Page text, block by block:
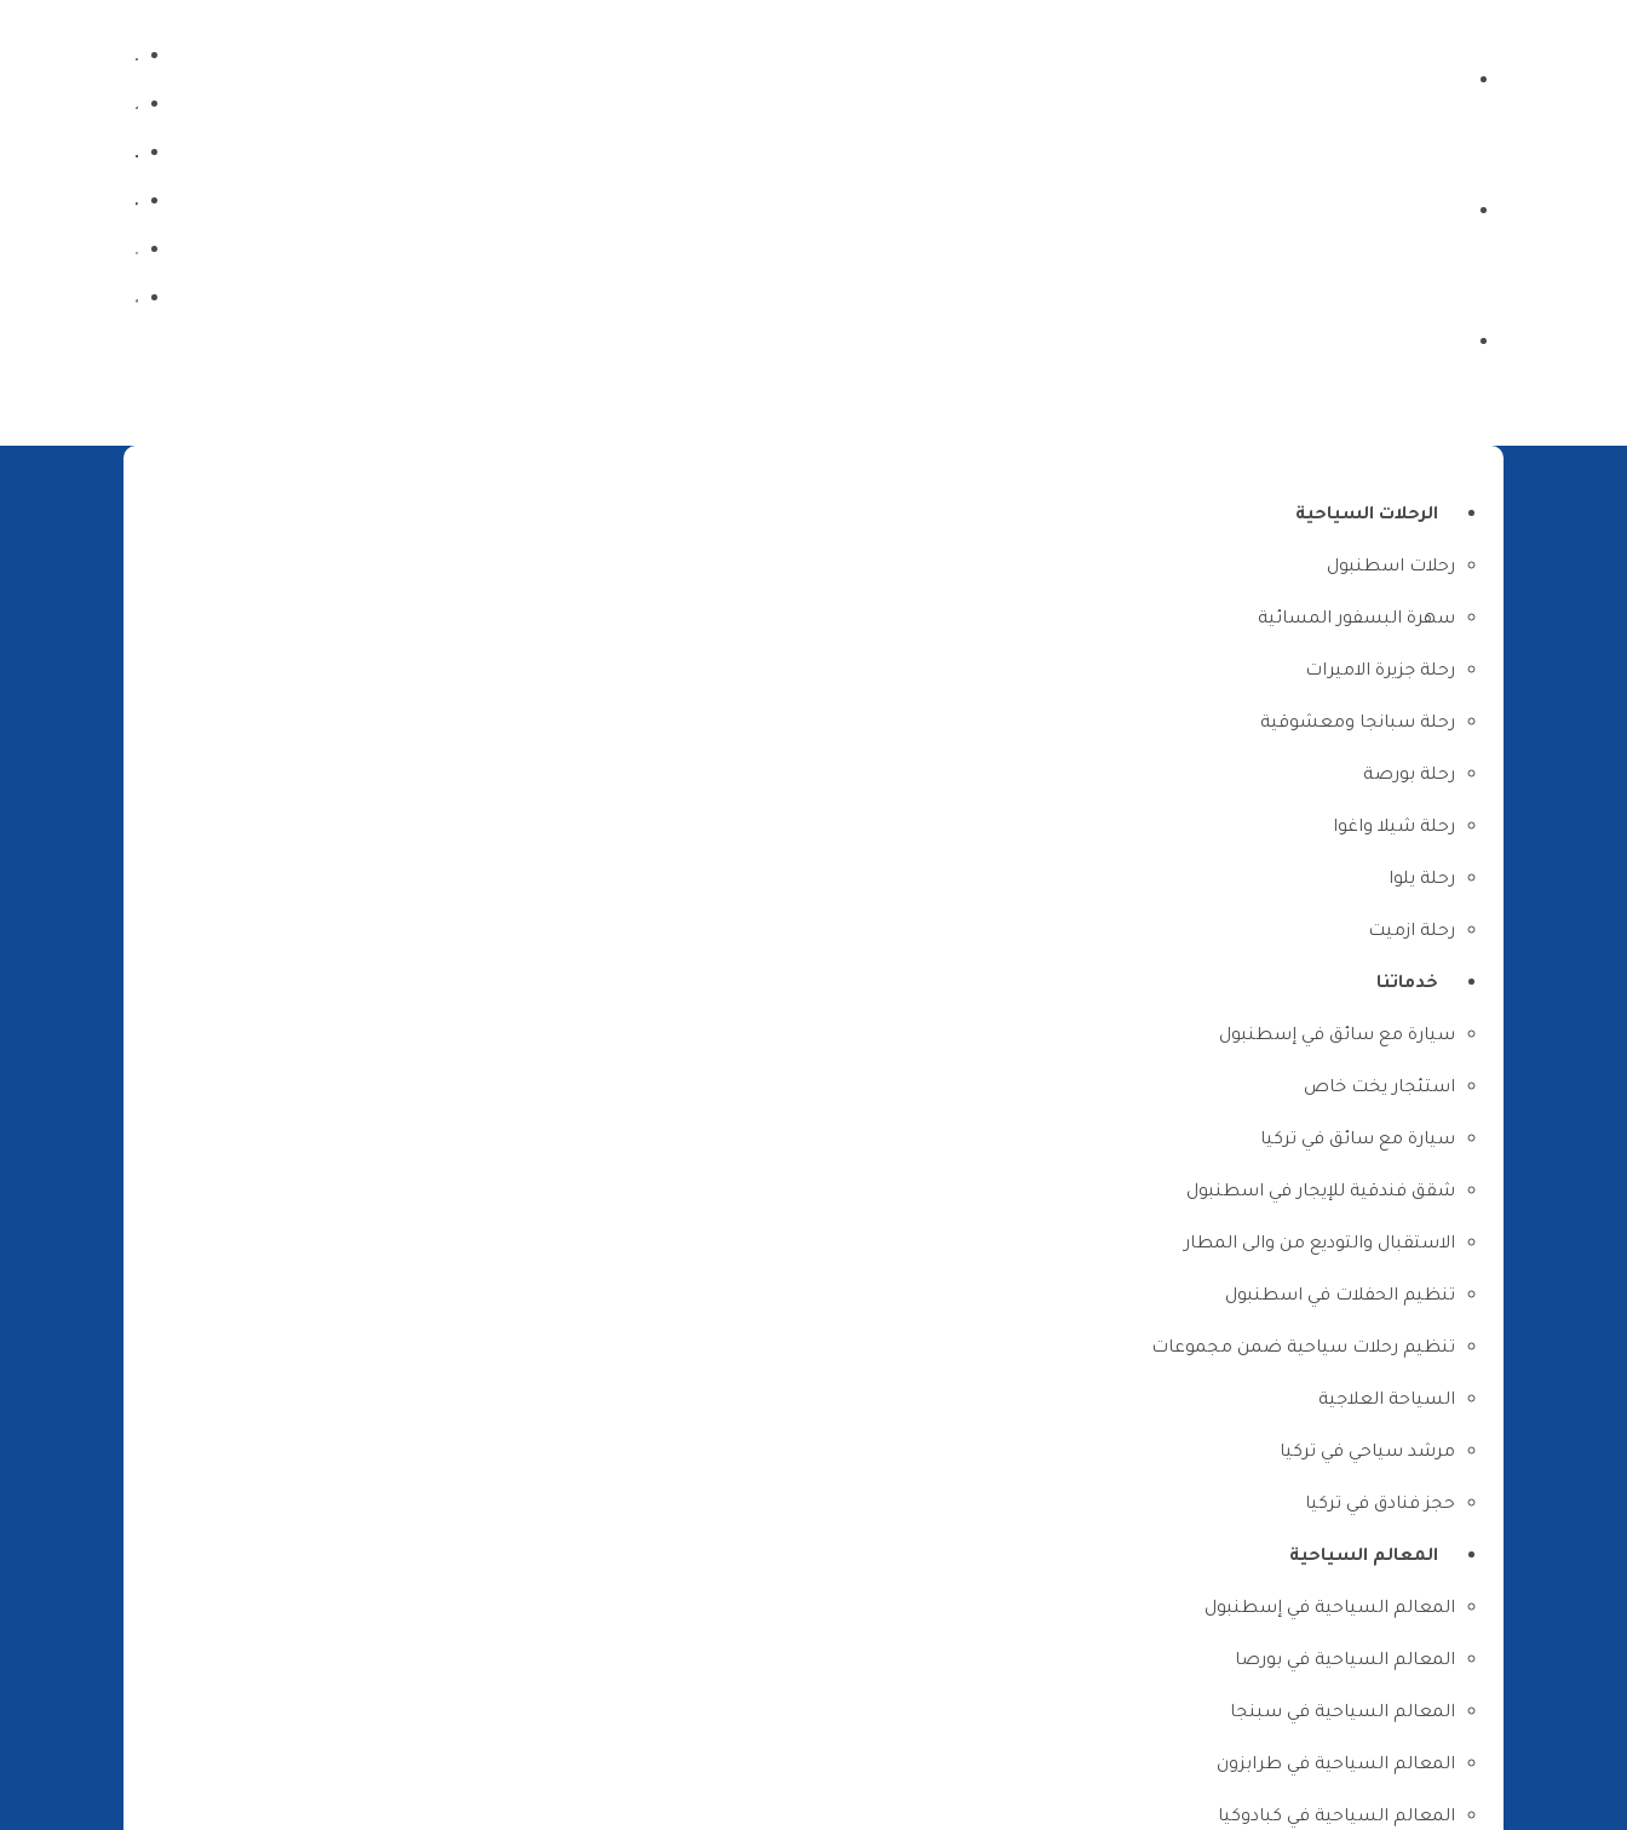
الرحلات السياحية
رحلات اسطنبول
سهرة البسفور المسائية
رحلة جزيرة الاميرات
رحلة سبانجا ومعشوقية
رحلة بورصة
رحلة شيلا واغوا
رحلة يلوا
رحلة ازميت
خدماتنا
سيارة مع سائق في إسطنبول
استئجار يخت خاص
سيارة مع سائق في تركيا
شقق فندقية للإيجار في اسطنبول
الاستقبال والتوديع من والى المطار
تنظيم الحفلات في اسطنبول
تنظيم رحلات سياحية ضمن مجموعات
السياحة العلاجية
مرشد سياحي في تركيا
حجز فنادق في تركيا
المعالم السياحية
المعالم السياحية في إسطنبول
المعالم السياحية في بورصا
المعالم السياحية في سبنجا
المعالم السياحية في طرابزون
المعالم السياحية في كبادوكيا